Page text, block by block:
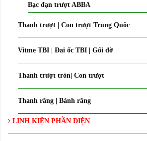
Bạc đạn trượt ABBA
Thanh trượt | Con trượt Trung Quốc
Vitme TBI | Đai ốc TBI | Gối đỡ
Thanh trượt tròn| Con trượt
Thanh răng | Bánh răng
LINH KIỆN PHẦN ĐIỆN